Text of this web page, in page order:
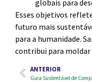
globais para
Esses objetivos
futuro mais
para a humanidade.
contribui para moldar
ANTERIOR